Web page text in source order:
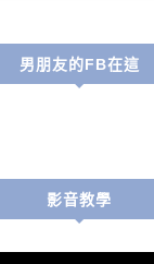
男朋友的FB在這
影音教學